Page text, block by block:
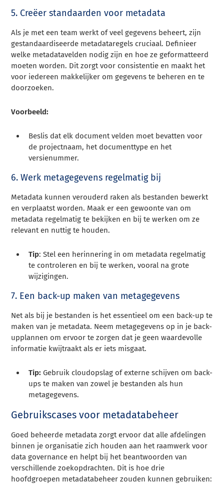
5. Creëer standaarden voor metadata
Als je met een team werkt of veel gegevens beheert, zijn
gestandaardiseerde metadataregels cruciaal. Definieer
welke metadatavelden nodig zijn en hoe ze geformatteerd
moeten worden. Dit zorgt voor consistentie en maakt het
voor iedereen makkelijker om gegevens te beheren en te
doorzoeken.
Voorbeeld:
Beslis dat elk document velden moet bevatten voor
de projectnaam, het documenttype en het
versienummer.
6. Werk metagegevens regelmatig bij
Metadata kunnen verouderd raken als bestanden bewerkt
en verplaatst worden. Maak er een gewoonte van om
metadata regelmatig te bekijken en bij te werken om ze
relevant en nuttig te houden.
Tip: Stel een herinnering in om metadata regelmatig
te controleren en bij te werken, vooral na grote
wijzigingen.
7. Een back-up maken van metagegevens
Net als bij je bestanden is het essentieel om een back-up te
maken van je metadata. Neem metagegevens op in je back-
upplannen om ervoor te zorgen dat je geen waardevolle
informatie kwijtraakt als er iets misgaat.
Tip: Gebruik cloudopslag of externe schijven om back-
ups te maken van zowel je bestanden als hun
metagegevens.
Gebruikscases voor metadatabeheer
Goed beheerde metadata zorgt ervoor dat alle afdelingen
binnen je organisatie zich houden aan het raamwerk voor
data governance en helpt bij het beantwoorden van
verschillende zoekopdrachten. Dit is hoe drie
hoofdgroepen metadatabeheer zouden kunnen gebruiken: